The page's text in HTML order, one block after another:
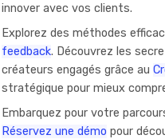
innover avec vos clients.
Explorez des méthodes
feedback. Découvrez les
créateurs engagés grâce au
stratégique pour mieux
Embarquez pour votre
Réservez une démo pour